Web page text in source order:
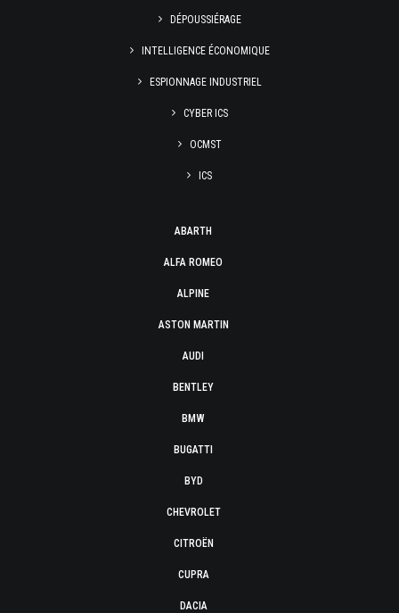
DÉPOUSSIÉRAGE
INTELLIGENCE ÉCONOMIQUE
ESPIONNAGE INDUSTRIEL
CYBER ICS
OCMST
ICS
ABARTH
ALFA ROMEO
ALPINE
ASTON MARTIN
AUDI
BENTLEY
BMW
BUGATTI
BYD
CHEVROLET
CITROËN
CUPRA
DACIA